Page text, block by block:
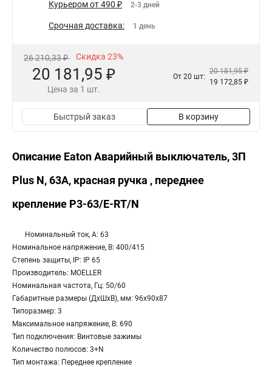
Курьером от 490 ₽ 2-3 дней
Срочная доставка: 1 день
26 210,33 ₽ Скидка 23%
20 181,95 ₽
Цена за 1 шт.
От 20 шт:
20 181,95 ₽
19 172,85 ₽
Быстрый заказ В корзину
Описание Eaton Аварийный выключатель, 3П
Plus N, 63А, красная ручка , переднее
крепление P3-63/E-RT/N
Номинальный ток, А: 63
Номинальное напряжение, В: 400/415
Степень защиты, IP: IP 65
Производитель: MOELLER
Номинальная частота, Гц: 50/60
Габаритные размеры (ДхШхВ), мм: 96x90x87
Типоразмер: 3
Максимальное напряжение, В: 690
Тип подключения: Винтовые зажимы
Количество полюсов: 3+N
Тип монтажа: Переднее крепление